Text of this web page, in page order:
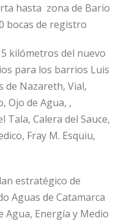
hasta zona de Bario
bocas de registro
kilómetros del nuevo
para los barrios Luis
de Nazareth, Vial,
Ojo de Agua, ,
Tala, Calera del Sauce,
Fray M. Esquiu,
estratégico de
Aguas de Catamarca
Energía y Medio